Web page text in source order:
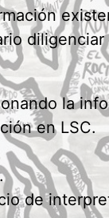
la
en LSC.
de